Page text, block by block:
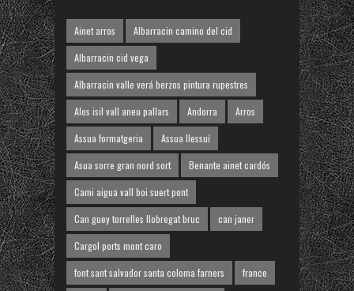
Ainet arros
Albarracin camino del cid
Albarracin cid vega
Albarracin valle verá berzos pintura rupestres
Alos isil vall aneu pallars
Andorra
Arros
Assua formatgeria
Assua llessuí
Asua sorre gran nord sort
Benante ainet cardós
Cami aigua vall boi suert pont
Can guey torrelles llobregat bruc
can janer
Cargol ports mont caro
font sant salvador santa coloma farners
france